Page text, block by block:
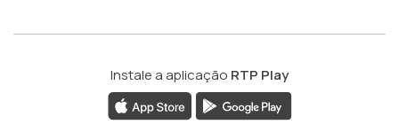
Instale a aplicação RTP Play